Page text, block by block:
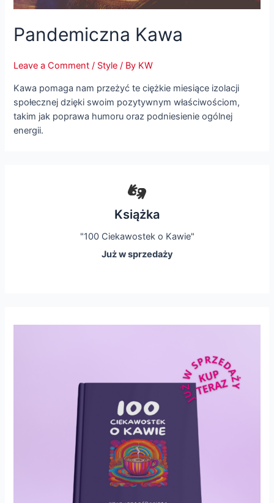
Pandemiczna Kawa
Leave a Comment / Style / By KW
Kawa pomaga nam przeżyć te ciężkie miesiące izolacji
społecznej dzięki swoim pozytywnym właściwościom,
takim jak poprawa humoru oraz podniesienie ogólnej
energii.
Książka
"100 Ciekawostek o Kawie"
Już w sprzedaży